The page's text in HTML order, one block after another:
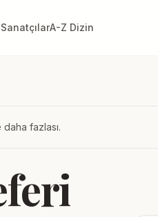
SanatçılarA-Z Dizin
daha fazlası.